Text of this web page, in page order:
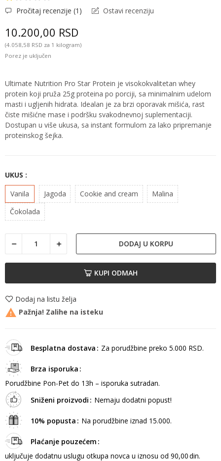
Pročitaj recenzije (1 ) Ostavi recenziju
10.200,00 RSD
(4.058,58 RSD za 1 kilogram)
Porez je uključen
Ultimate Nutrition Pro Star Protein je visokokvalitetan whey
protein koji pruža 25g proteina po porciji, sa minimalnim udelom
masti i ugljenih hidrata. Idealan je za brzi oporavak mišića, rast
čiste mišićne mase i podršku svakodnevnoj suplementaciji.
Dostupan u više ukusa, sa instant formulom za lako pripremanje
proteinskog šejka.
UKUS :
Vanila Jagoda Cookie and cream
Malina
Čokolada
DODAJ U KORPU
KUPI ODMAH
Dodaj na listu želja
 Pažnja! Zalihe na isteku
Besplatna dostava Za porudžbine preko 5.000 RSD.
Brza isporuka
Porudžbine Pon-Pet do 13h – isporuka sutradan.
Sniženi proizvodi
Nemaju dodatni popust!
10% popusta Na porudžbine iznad 15.000.
Plaćanje pouzećem
uključuje dodatnu uslugu otkupa novca u iznosu od 90,00 din.